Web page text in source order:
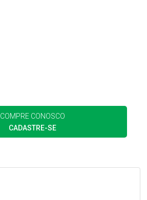
COMPRE CONOSCO
CADASTRE-SE